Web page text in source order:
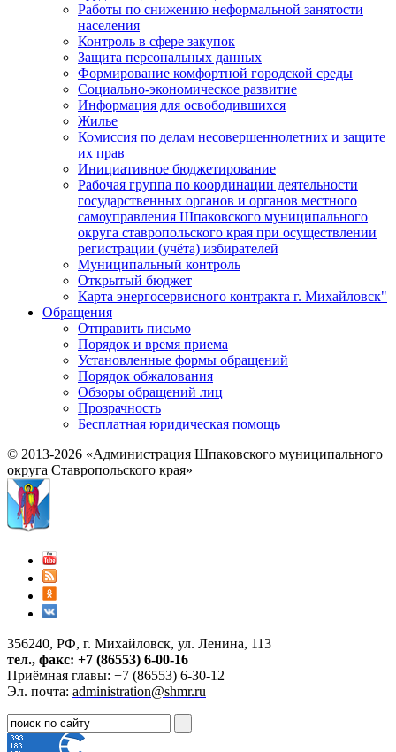
Работы по снижению неформальной занятости
населения
Контроль в сфере закупок
Защита персональных данных
Формирование комфортной городской среды
Социально-экономическое развитие
Информация для освободившихся
Жилье
Комиссия по делам несовершеннолетних и защите
их прав
Инициативное бюджетирование
Рабочая группа по координации деятельности
государственных органов и органов местного
самоуправления Шпаковского муниципального
округа ставропольского края при осуществлении
регистрации (учёта) избирателей
Муниципальный контроль
Открытый бюджет
Карта энергосервисного контракта г. Михайловск"
Обращения
Отправить письмо
Порядок и время приема
Установленные формы обращений
Порядок обжалования
Обзоры обращений лиц
Прозрачность
Бесплатная юридическая помощь
© 2013-2026 «Администрация Шпаковского муниципального
округа Ставропольского края»
356240, РФ, г. Михайловск, ул. Ленина, 113
тел., факс: +7 (86553) 6-00-16
Приёмная главы: +7 (86553) 6-30-12
Эл. почта: administration@shmr.ru